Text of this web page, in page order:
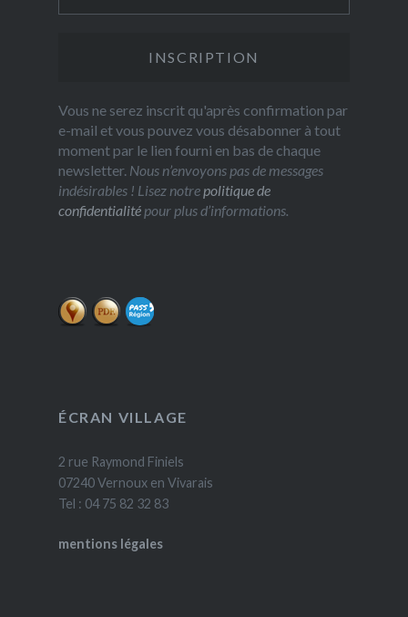
Vous ne serez inscrit qu'après confirmation par
e-mail et vous pouvez vous désabonner à tout
moment par le lien fourni en bas de chaque
newsletter. Nous n’envoyons pas de messages
indésirables ! Lisez notrepolitique de
confidentialitépour plus d’informations.
ÉCRAN VILLAGE
2 rue Raymond Finiels
07240 Vernoux en Vivarais
Tel : 04 75 82 32 83
mentions légales